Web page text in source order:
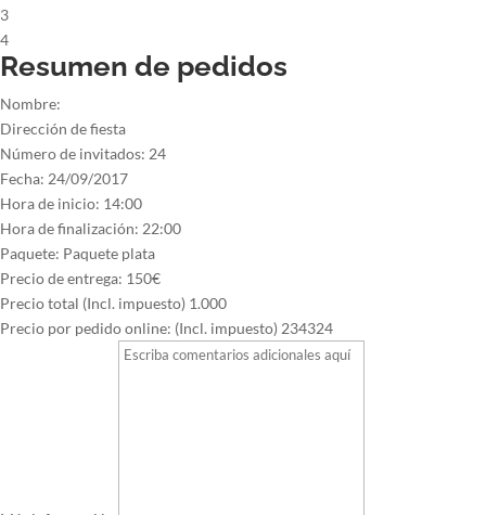
3
4
Resumen de pedidos
Nombre:
Dirección de fiesta
Número de invitados: 24
Fecha: 24/09/2017
Hora de inicio: 14:00
Hora de finalización: 22:00
Paquete: Paquete plata
Precio de entrega: 150€
Precio total (Incl. impuesto) 1.000
Precio por pedido online: (Incl. impuesto) 234324